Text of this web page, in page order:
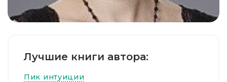
Лучшие книги автора:
Пик интуиции